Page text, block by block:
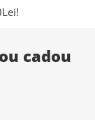
cadou